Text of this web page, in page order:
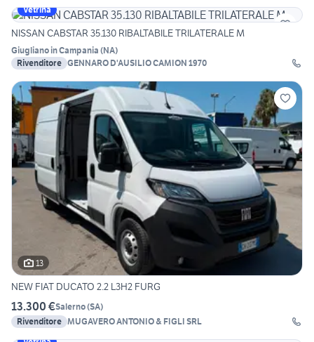
Vetrina
NISSAN CABSTAR 35.130 RIBALTABILE TRILATERALE M
Giugliano in Campania (NA)
Rivenditore GENNARO D'AUSILIO CAMION 1970
13
NEW FIAT DUCATO 2.2 L3H2 FURG
13.300 €Salerno(SA)
Rivenditore MUGAVERO ANTONIO & FIGLI SRL